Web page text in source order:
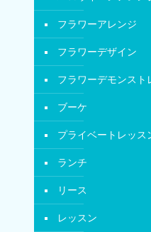
フラワーアレンジ
フラワーデザイン
フラワーデモンスト
ブーケ
プライベートレッス
ランチ
リース
レッスン